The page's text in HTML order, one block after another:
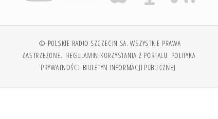
© POLSKIE RADIO SZCZECIN SA. WSZYSTKIE PRAWA
ZASTRZEŻONE. REGULAMIN KORZYSTANIA Z PORTALU POLITYKA
PRYWATNOŚCI BIULETYN INFORMACJI PUBLICZNEJ